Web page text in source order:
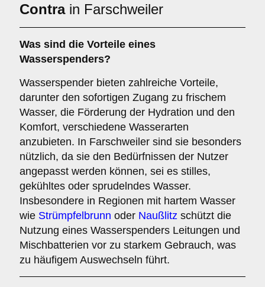
Contrain Farschweiler
Was sind die Vorteile eines
Wasserspenders?
Wasserspender bieten zahlreiche Vorteile,
darunter den sofortigen Zugang zu frischem
Wasser, die Förderung der Hydration und den
Komfort, verschiedene Wasserarten
anzubieten. In Farschweiler sind sie besonders
nützlich, da sie den Bedürfnissen der Nutzer
angepasst werden können, sei es stilles,
gekühltes oder sprudelndes Wasser.
Insbesondere in Regionen mit hartem Wasser
wie Strümpfelbrunn oder Naußlitz schützt die
Nutzung eines Wasserspenders Leitungen und
Mischbatterien vor zu starkem Gebrauch, was
zu häufigem Auswechseln führt.